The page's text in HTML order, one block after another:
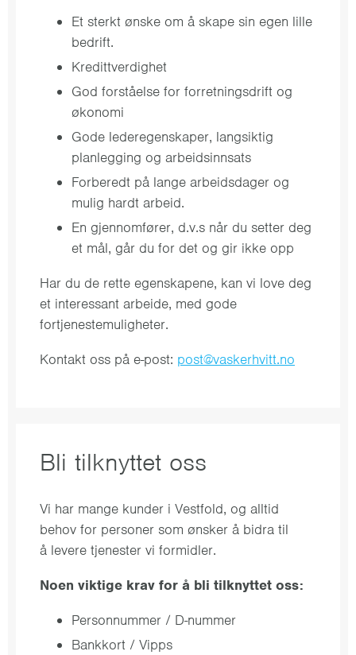
Et sterkt ønske om å skape sin egen lille
bedrift.
Kredittverdighet
God forståelse for forretningsdrift og
økonomi
Gode lederegenskaper, langsiktig
planlegging og arbeidsinnsats
Forberedt på lange arbeidsdager og
mulig hardt arbeid.
En gjennomfører, d.v.s når du setter deg
et mål, går du for det og gir ikke opp
Har du de rette egenskapene, kan vi love deg
et interessant arbeide, med gode
fortjenestemuligheter.
Kontakt oss på e-post: post@vaskerhvitt.no
Bli tilknyttet oss
Vi har mange kunder i Vestfold, og alltid
behov for personer som ønsker å bidra til
å levere tjenester vi formidler.
Noen viktige krav for å bli tilknyttet oss:
Personnummer / D-nummer
Bankkort / Vipps